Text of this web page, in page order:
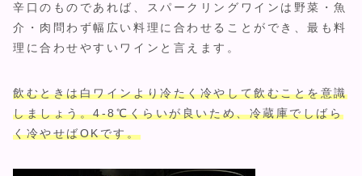
辛口のものであれば、スパークリングワインは野菜・魚
介・肉問わず幅広い料理に合わせることができ、最も料
理に合わせやすいワインと言えます。
飲むときは白ワインより冷たく冷やして飲むことを意識
しましょう。4-8℃くらいが良いため、冷蔵庫でしばら
く冷やせばOKです。